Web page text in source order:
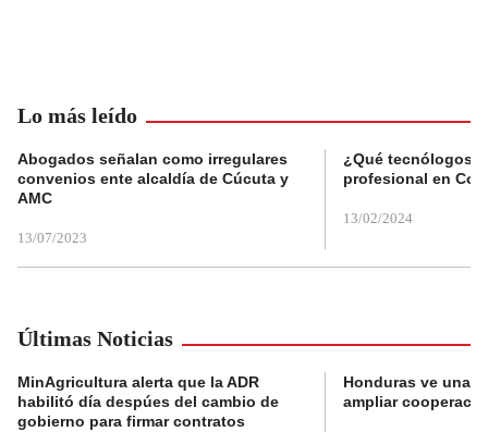
Lo más leído
Abogados señalan como irregulares
convenios ente alcaldía de Cúcuta y
AMC
13/07/2023
¿Qué tecnólogos
profesional en
13/02/2024
Últimas Noticias
MinAgricultura alerta que la ADR
habilitó día despúes del cambio de
gobierno para firmar contratos
Honduras ve una
ampliar